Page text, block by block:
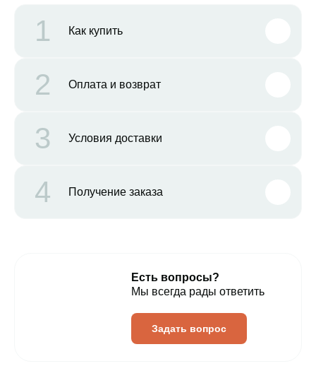
1 Как купить
2 Оплата и возврат
3 Условия доставки
4 Получение заказа
Есть вопросы?
Мы всегда рады ответить
Задать вопрос